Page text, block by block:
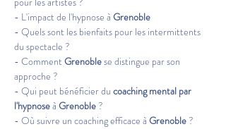
- L'impact de l'hypnose à Grenoble
- Quels sont les bienfaits pour les intermittents
du spectacle ?
- Comment Grenoble se distingue par son
approche ?
- Qui peut bénéficier du coaching mental par
l'hypnose à Grenoble ?
- Où suivre un coaching efficace à Grenoble ?